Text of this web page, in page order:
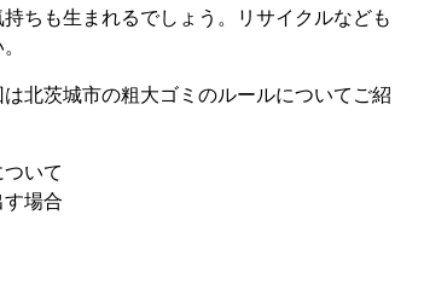
ちも生まれるでしょう。リサイクルなども
北茨城市の粗大ゴミのルールについてご紹
いて
場合